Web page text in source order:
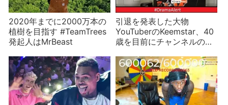
2020年までに2000万本の
植樹を目指す #TeamTrees
発起人はMrBeast
引退を発表した大物
YouTuberのKeemstar、40
歳を目前にチャンネルの新